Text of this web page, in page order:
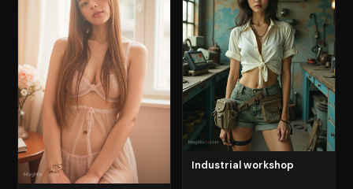
Industrial workshop